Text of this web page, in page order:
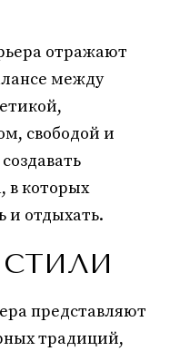
отражают
между
свободой и
в которых
и отдыхать.
представляют
традиций,